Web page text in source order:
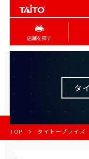
店舗を探す
タ
TOP タイトープライズ